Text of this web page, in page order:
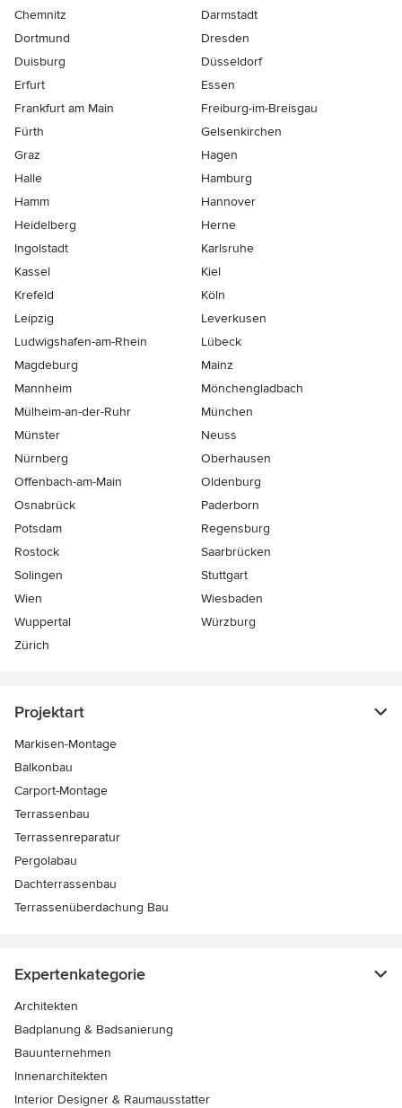
Chemnitz
Darmstadt
Dortmund
Dresden
Duisburg
Düsseldorf
Erfurt
Essen
Frankfurt am Main
Freiburg-im-Breisgau
Fürth
Gelsenkirchen
Graz
Hagen
Halle
Hamburg
Hamm
Hannover
Heidelberg
Herne
Ingolstadt
Karlsruhe
Kassel
Kiel
Krefeld
Köln
Leipzig
Leverkusen
Ludwigshafen-am-Rhein
Lübeck
Magdeburg
Mainz
Mannheim
Mönchen­gladbach
Mülheim-an-der-Ruhr
München
Münster
Neuss
Nürnberg
Oberhausen
Offenbach-am-Main
Oldenburg
Osnabrück
Paderborn
Potsdam
Regensburg
Rostock
Saarbrücken
Solingen
Stuttgart
Wien
Wiesbaden
Wuppertal
Würzburg
Zürich
Projektart
Markisen-Montage
Balkonbau
Carport-Montage
Terrassenbau
Terrassenreparatur
Pergolabau
Dachterrassenbau
Terrassenüberdachung Bau
Expertenkategorie
Architekten
Badplanung & Badsanierung
Bauunternehmen
Innenarchitekten
Interior Designer & Raumausstatter